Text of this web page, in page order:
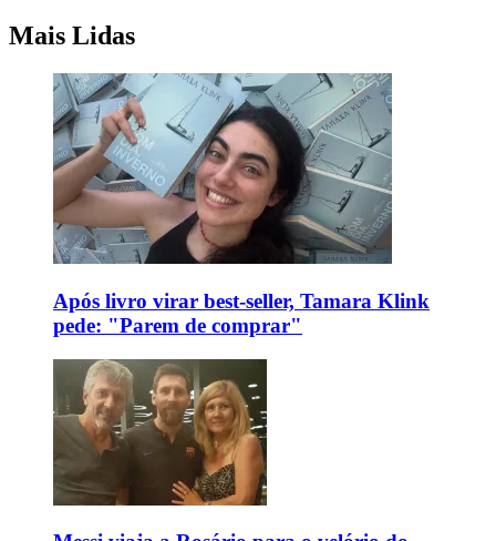
Mais Lidas
Após livro virar best-seller, Tamara Klink
pede: "Parem de comprar"